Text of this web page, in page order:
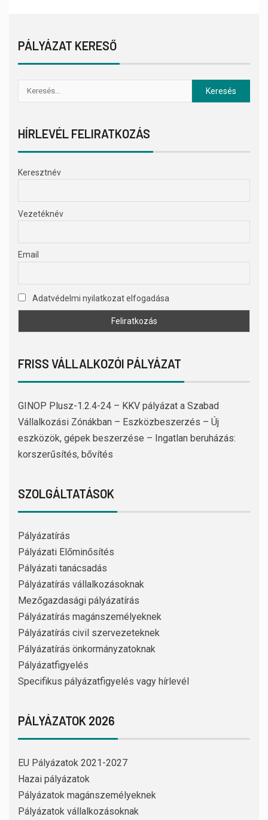
PÁLYÁZAT KERESŐ
HÍRLEVÉL FELIRATKOZÁS
Keresztnév
Vezetéknév
Email
Adatvédelmi nyilatkozat elfogadása
FRISS VÁLLALKOZÓI PÁLYÁZAT
GINOP Plusz-1.2.4-24 – KKV pályázat a Szabad
Vállalkozási Zónákban – Eszközbeszerzés – Új
eszközök, gépek beszerzése – Ingatlan beruházás:
korszerűsítés, bővítés
SZOLGÁLTATÁSOK
Pályázatírás
Pályázati Előminősítés
Pályázati tanácsadás
Pályázatírás vállalkozásoknak
Mezőgazdasági pályázatírás
Pályázatírás magánszemélyeknek
Pályázatírás civil szervezeteknek
Pályázatírás önkormányzatoknak
Pályázatfigyelés
Specifikus pályázatfigyelés vagy hírlevél
PÁLYÁZATOK 2026
EU Pályázatok 2021-2027
Hazai pályázatok
Pályázatok magánszemélyeknek
Pályázatok vállalkozásoknak